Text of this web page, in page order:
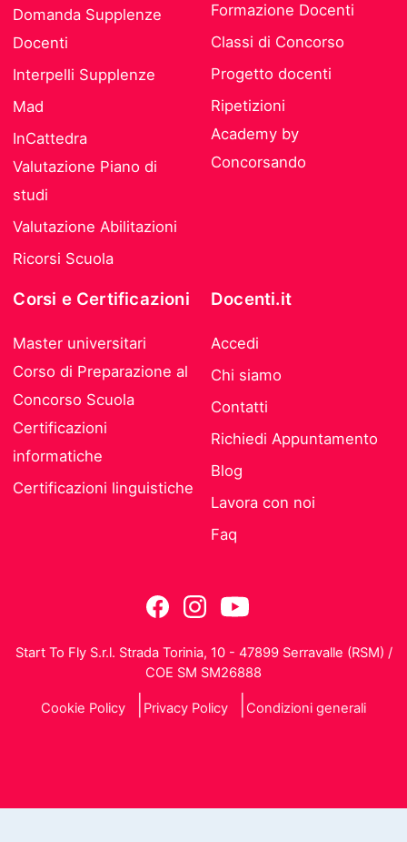
Domanda Supplenze
Docenti
Interpelli Supplenze
Mad
InCattedra
Valutazione Piano di
studi
Valutazione Abilitazioni
Ricorsi Scuola
Formazione Docenti
Classi di Concorso
Progetto docenti
Ripetizioni
Academy by
Concorsando
Corsi e Certificazioni
Master universitari
Corso di Preparazione al
Concorso Scuola
Certificazioni
informatiche
Certificazioni linguistiche
Docenti.it
Accedi
Chi siamo
Contatti
Richiedi Appuntamento
Blog
Lavora con noi
Faq
Start To Fly S.r.l. Strada Torinia, 10 - 47899 Serravalle (RSM) /
COE SM SM26888
Cookie Policy Privacy Policy Condizioni generali